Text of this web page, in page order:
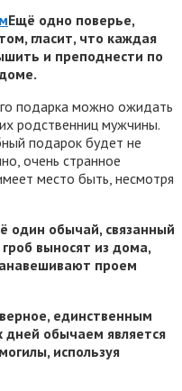
Ещё одно поверье,
гласит, что каждая
и преподнести по
подарка можно ожидать
родственниц мужчины.
подарок будет не
очень странное
место быть, несмотря
один обычай, связанный
выносят из дома,
проем
единственным
обычаем является
используя